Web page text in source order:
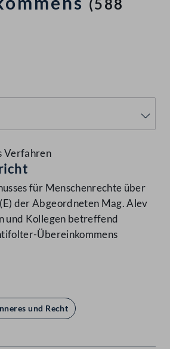
(588
Verfahren
für Menschenrechte über
der Abgeordneten Mag. Alev
und Kollegen betreffend
Übereinkommens
und Recht